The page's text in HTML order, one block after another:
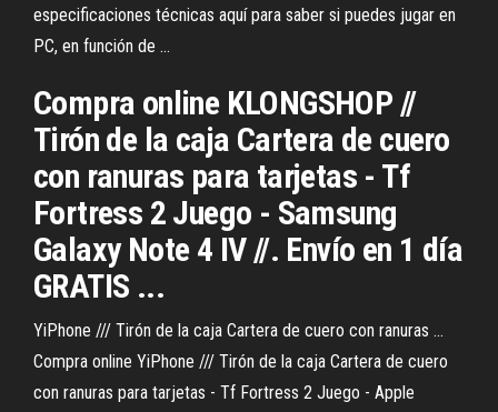
especificaciones técnicas aquí para saber si puedes jugar en
PC, en función de ...
Compra online KLONGSHOP //
Tirón de la caja Cartera de cuero
con ranuras para tarjetas - Tf
Fortress 2 Juego - Samsung
Galaxy Note 4 IV //. Envío en 1 día
GRATIS ...
YiPhone /// Tirón de la caja Cartera de cuero con ranuras ...
Compra online YiPhone /// Tirón de la caja Cartera de cuero
con ranuras para tarjetas - Tf Fortress 2 Juego - Apple